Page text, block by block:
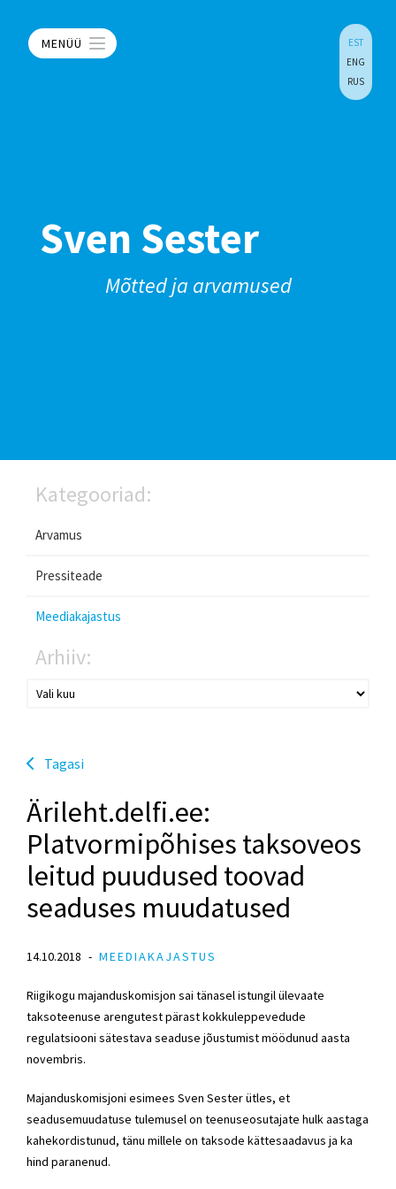
MENÜÜ
EST
ENG
RUS
Sven Sester
Mõtted ja arvamused
Kategooriad:
Arvamus
Pressiteade
Meediakajastus
Arhiiv:
Tagasi
Ärileht.delfi.ee:
Platvormipõhises taksoveos
leitud puudused toovad
seaduses muudatused
14.10.2018 MEEDIAKAJASTUS
Riigikogu majanduskomisjon sai tänasel istungil ülevaate
taksoteenuse arengutest pärast kokkuleppevedude
regulatsiooni sätestava seaduse jõustumist möödunud aasta
novembris.
Majanduskomisjoni esimees Sven Sester ütles, et
seadusemuudatuse tulemusel on teenuseosutajate hulk aastaga
kahekordistunud, tänu millele on taksode kättesaadavus ja ka
hind paranenud.